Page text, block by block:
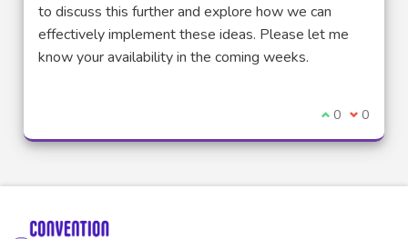
to discuss this further and explore how we can
effectively implement these ideas. Please let me
know your availability in the coming weeks.
Je suis
0 Je ne
0